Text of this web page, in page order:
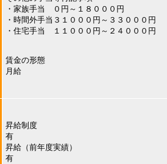
・家族手当 ０円～１８０００円
・時間外手当３１０００円～３３０００円
・住宅手当 １１０００円～２４０００円
賃金の形態
月給
昇給制度
有
昇給（前年度実績）
有